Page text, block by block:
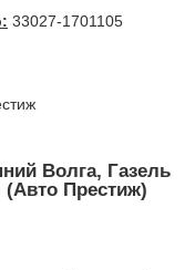
33027-1701105
Волга, Газель
(Авто Престиж)